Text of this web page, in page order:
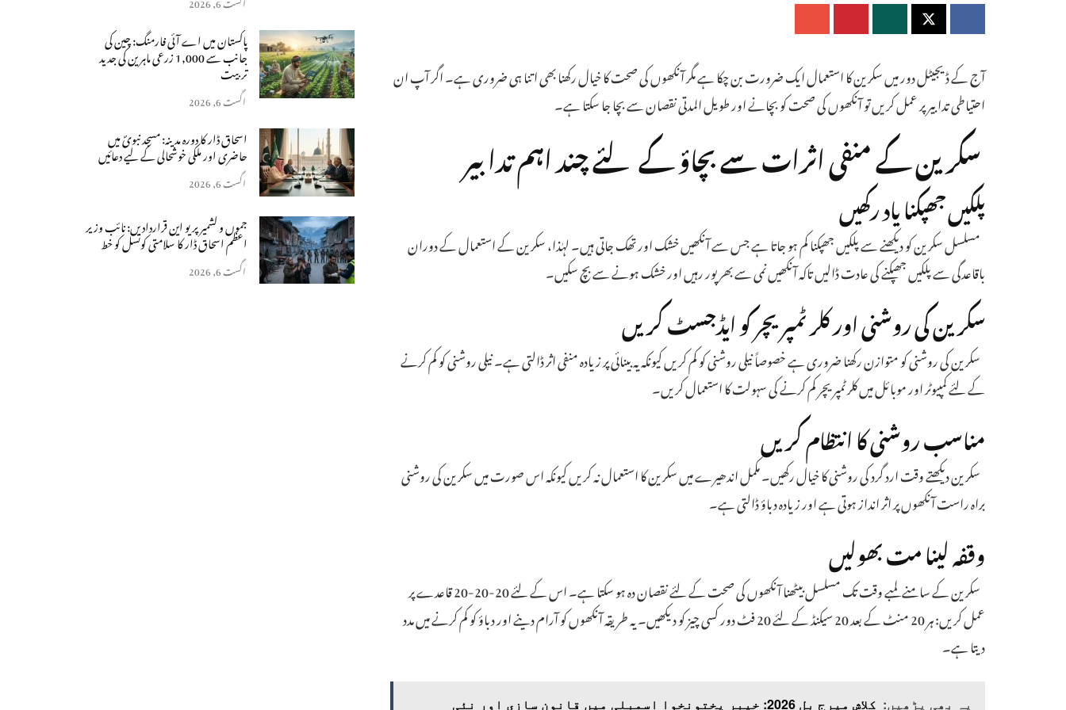
آج کے ڈیجیٹل دور میں سکرین کا استعمال ایک ضرورت بن چکا ہے مگر آنکھوں کی صحت کا خیال رکھنا بھی اتنا ہی ضروری ہے۔ اگر آپ ان
احتیاطی تدابیر پر عمل کریں تو آنکھوں کی صحت کو بچانے اور طویل المدتی نقصان سے بچا جا سکتا ہے۔
سکرین کے منفی اثرات سے بچاؤ کے لئے چند اہم تدابیر
پلکیں جھپکنا یاد رکھیں
مسلسل سکرین کو دیکھنے سے پلکیں جھپکنا کم ہو جاتا ہے جس سے آنکھیں خشک اور تھک جاتی ہیں۔ لہٰذا، سکرین کے استعمال کے دوران
باقاعدگی سے پلکیں جھپکنے کی عادت ڈالیں تاکہ آنکھیں نمی سے بھرپور رہیں اور خشک ہونے سے بچ سکیں۔
سکرین کی روشنی اور کلر ٹمپریچر کو ایڈجسٹ کریں
سکرین کی روشنی کو متوازن رکھنا ضروری ہے خصوصاً نیلی روشنی کو کم کریں کیونکہ یہ بینائی پر زیادہ منفی اثر ڈالتی ہے۔ نیلی روشنی کو کم کرنے
کے لئے کمپیوٹر اور موبائل میں کلر ٹمپریچر کم کرنے کی سہولت کا استعمال کریں۔
مناسب روشنی کا انتظام کریں
سکرین دیکھتے وقت ارد گرد کی روشنی کا خیال رکھیں۔ مکمل اندھیرے میں سکرین کا استعمال نہ کریں کیونکہ اس صورت میں سکرین کی روشنی
براہ راست آنکھوں پر اثر انداز ہوتی ہے اور زیادہ دباؤ ڈالتی ہے۔
وقفہ لینا مت بھولیں
سکرین کے سامنے لمبے وقت تک مسلسل بیٹھنا آنکھوں کی صحت کے لئے نقصان دہ ہو سکتا ہے۔ اس کے لئے 20-20-20 قاعدے پر
عمل کریں: ہر 20 منٹ کے بعد 20 سیکنڈ کے لئے 20 فٹ دور کسی چیز کو دیکھیں۔ یہ طریقہ آنکھوں کو آرام دینے اور دباؤ کو کم کرنے میں مدد
دیتا ہے۔
یہ بھی پڑھیں: کلاش میرج بل 2026: خیبر پختونخوا اسمبلی میں قانون سازی اور نئی
پاکستان میں اے آئی فارمنگ: چین کی
جانب سے 1,000 زرعی ماہرین کی جدید
تربیت
اگست 6, 2026
اسحاق ڈار کا دورہ مدینہ: مسجد نبویؐ میں
حاضری اور ملکی خوشحالی کے لیے دعائیں
اگست 6, 2026
جموں و کشمیر پر یو این قراردادیں: نائب وزیر
اعظم اسحاق ڈار کا سلامتی کونسل کو خط
اگست 6, 2026